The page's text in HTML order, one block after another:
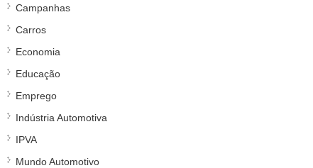
Campanhas
Carros
Economia
Educação
Emprego
Indústria Automotiva
IPVA
Mundo Automotivo